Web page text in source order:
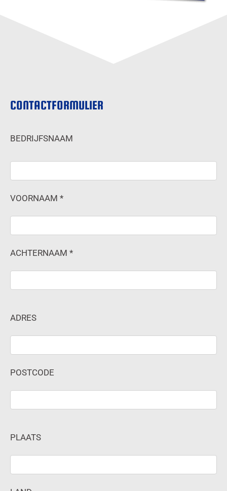
CONTACTFORMULIER
BEDRIJFSNAAM
VOORNAAM *
ACHTERNAAM *
ADRES
POSTCODE
PLAATS